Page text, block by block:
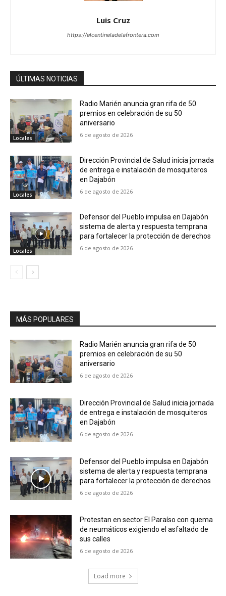
Luis Cruz
https://elcentineladelafrontera.com
ÚLTIMAS NOTICIAS
Locales
Radio Marién anuncia gran rifa de 50
premios en celebración de su 50
aniversario
6 de agosto de 2026
Locales
Dirección Provincial de Salud inicia jornada
de entrega e instalación de mosquiteros
en Dajabón
6 de agosto de 2026
Locales
Defensor del Pueblo impulsa en Dajabón
sistema de alerta y respuesta temprana
para fortalecer la protección de derechos
6 de agosto de 2026
MÁS POPULARES
Radio Marién anuncia gran rifa de 50
premios en celebración de su 50
aniversario
6 de agosto de 2026
Dirección Provincial de Salud inicia jornada
de entrega e instalación de mosquiteros
en Dajabón
6 de agosto de 2026
Defensor del Pueblo impulsa en Dajabón
sistema de alerta y respuesta temprana
para fortalecer la protección de derechos
6 de agosto de 2026
Protestan en sector El Paraíso con quema
de neumáticos exigiendo el asfaltado de
sus calles
6 de agosto de 2026
Load more